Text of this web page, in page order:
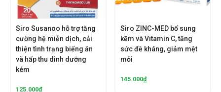
Siro Susanoo hỗ trợ tăng
cường hệ miễn dịch, cải
thiện tình trạng biếng ăn
và hấp thu dinh dưỡng
kém
125.000₫
Siro ZINC-MED bổ sung
kẽm và Vitamin C, tăng
sức đề kháng, giảm mệt
mỏi
145.000₫